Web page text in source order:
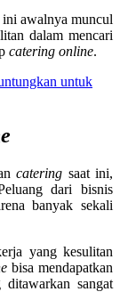
ini awalnya muncul
dalam mencari
catering online.
untuk
catering saat ini,
dari bisnis
banyak sekali
yang kesulitan
bisa mendapatkan
ditawarkan sangat